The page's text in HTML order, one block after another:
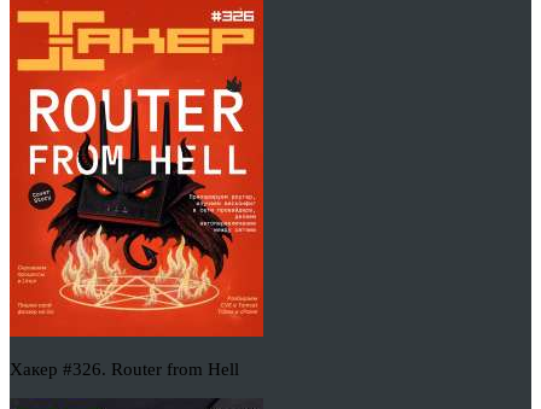
Хакер #326. Router from Hell